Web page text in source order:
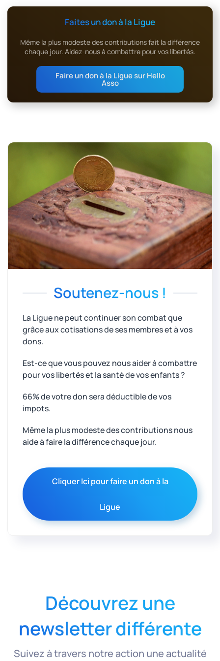
Faites un don à la Ligue
Même la plus modeste des contributions fait la différence
chaque jour. Aidez-nous à combattre pour vos libertés.
Faire un don à la Ligue sur Hello
Asso
Soutenez-nous !
La Ligue ne peut continuer son combat que
grâce aux cotisations de ses membres et à vos
dons.
Est-ce que vous pouvez nous aider à combattre
pour vos libertés et la santé de vos enfants ?
66% de votre don sera déductible de vos
impots.
Même la plus modeste des contributions nous
aide à faire la différence chaque jour.
Cliquer Ici pour faire un don à la
Ligue
Découvrez une
newsletter différente
Suivez à travers notre action une actualité